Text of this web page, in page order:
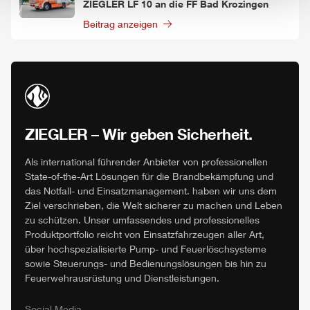
ZIEGLER LF 10 an die FF Bad Krozingen
Beitrag anzeigen
ZIEGLER – Wir geben Sicherheit.
Als international führender Anbieter von professionellen
State-of-the-Art Lösungen für die Brandbekämpfung und
das Notfall- und Einsatzmanagement. haben wir uns dem
Ziel verschrieben, die Welt sicherer zu machen und Leben
zu schützen. Unser umfassendes und professionelles
Produktportfolio reicht von Einsatzfahrzeugen aller Art,
über hochspezialisierte Pump- und Feuerlöschsysteme
sowie Steuerungs- und Bedienungslösungen bis hin zu
Feuerwehrausrüstung und Dienstleistungen.